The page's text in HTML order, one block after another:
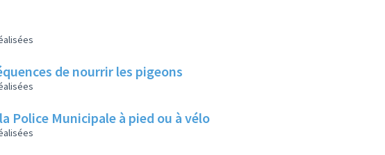
de nourrir les pigeons
Police Municipale à pied ou à vélo